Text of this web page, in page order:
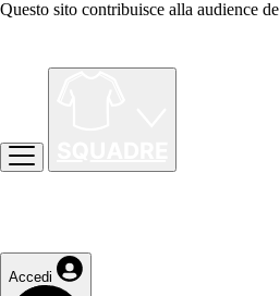
Questo sito contribuisce alla audience de
Accedi